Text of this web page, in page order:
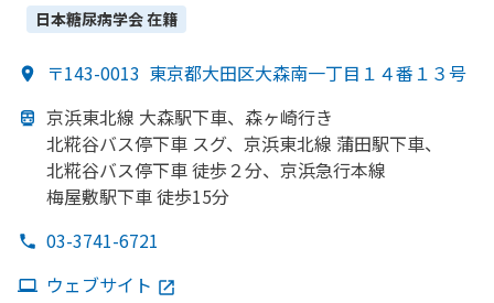
日本糖尿病学会在籍
〒143-0013 東京都大田区大森南一丁目１４番１３号
京浜東北線 大森駅下車、 森ヶ崎行き
北糀谷バス停下車 スグ、 京浜東北線 蒲田駅下車、
北糀谷バス停下車 徒歩２分、 京浜急行本線
梅屋敷駅下車 徒歩15分
03-3741-6721
ウェブサイト